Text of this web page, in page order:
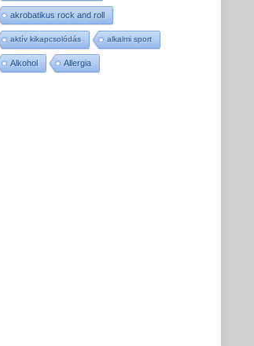
akrobatikus rock and roll
aktív kikapcsolódás alkalmi sport
Alkohol Allergia